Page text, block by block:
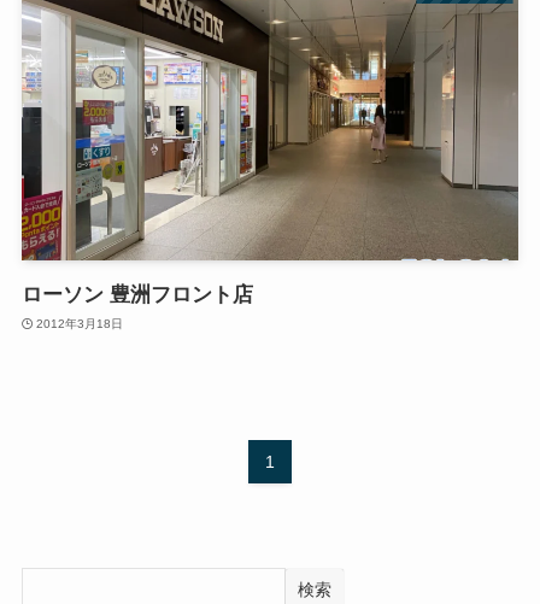
ローソン 豊洲フロント店
2012年3月18日
1
検索